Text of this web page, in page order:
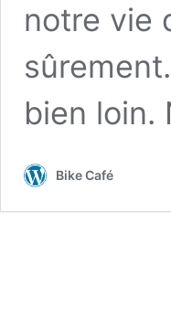
notre vie
bien loin.
Bike Café